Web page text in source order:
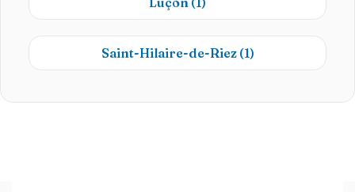
Saint-Hilaire-de-Riez (1)